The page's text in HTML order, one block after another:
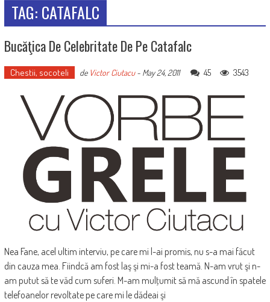
TAG: CATAFALC
Bucăţica De Celebritate De Pe Catafalc
Chestii, socoteli de Victor Ciutacu- May 24, 2011 45 3543
Nea Fane, acel ultim interviu, pe care mi l-ai promis, nu s-a mai făcut
din cauza mea. Fiindcă am fost laş şi mi-a fost teamă. N-am vrut şi n-
am putut să te văd cum suferi. M-am mulţumit să mă ascund în spatele
telefoanelor revoltate pe care mi le dădeai şi